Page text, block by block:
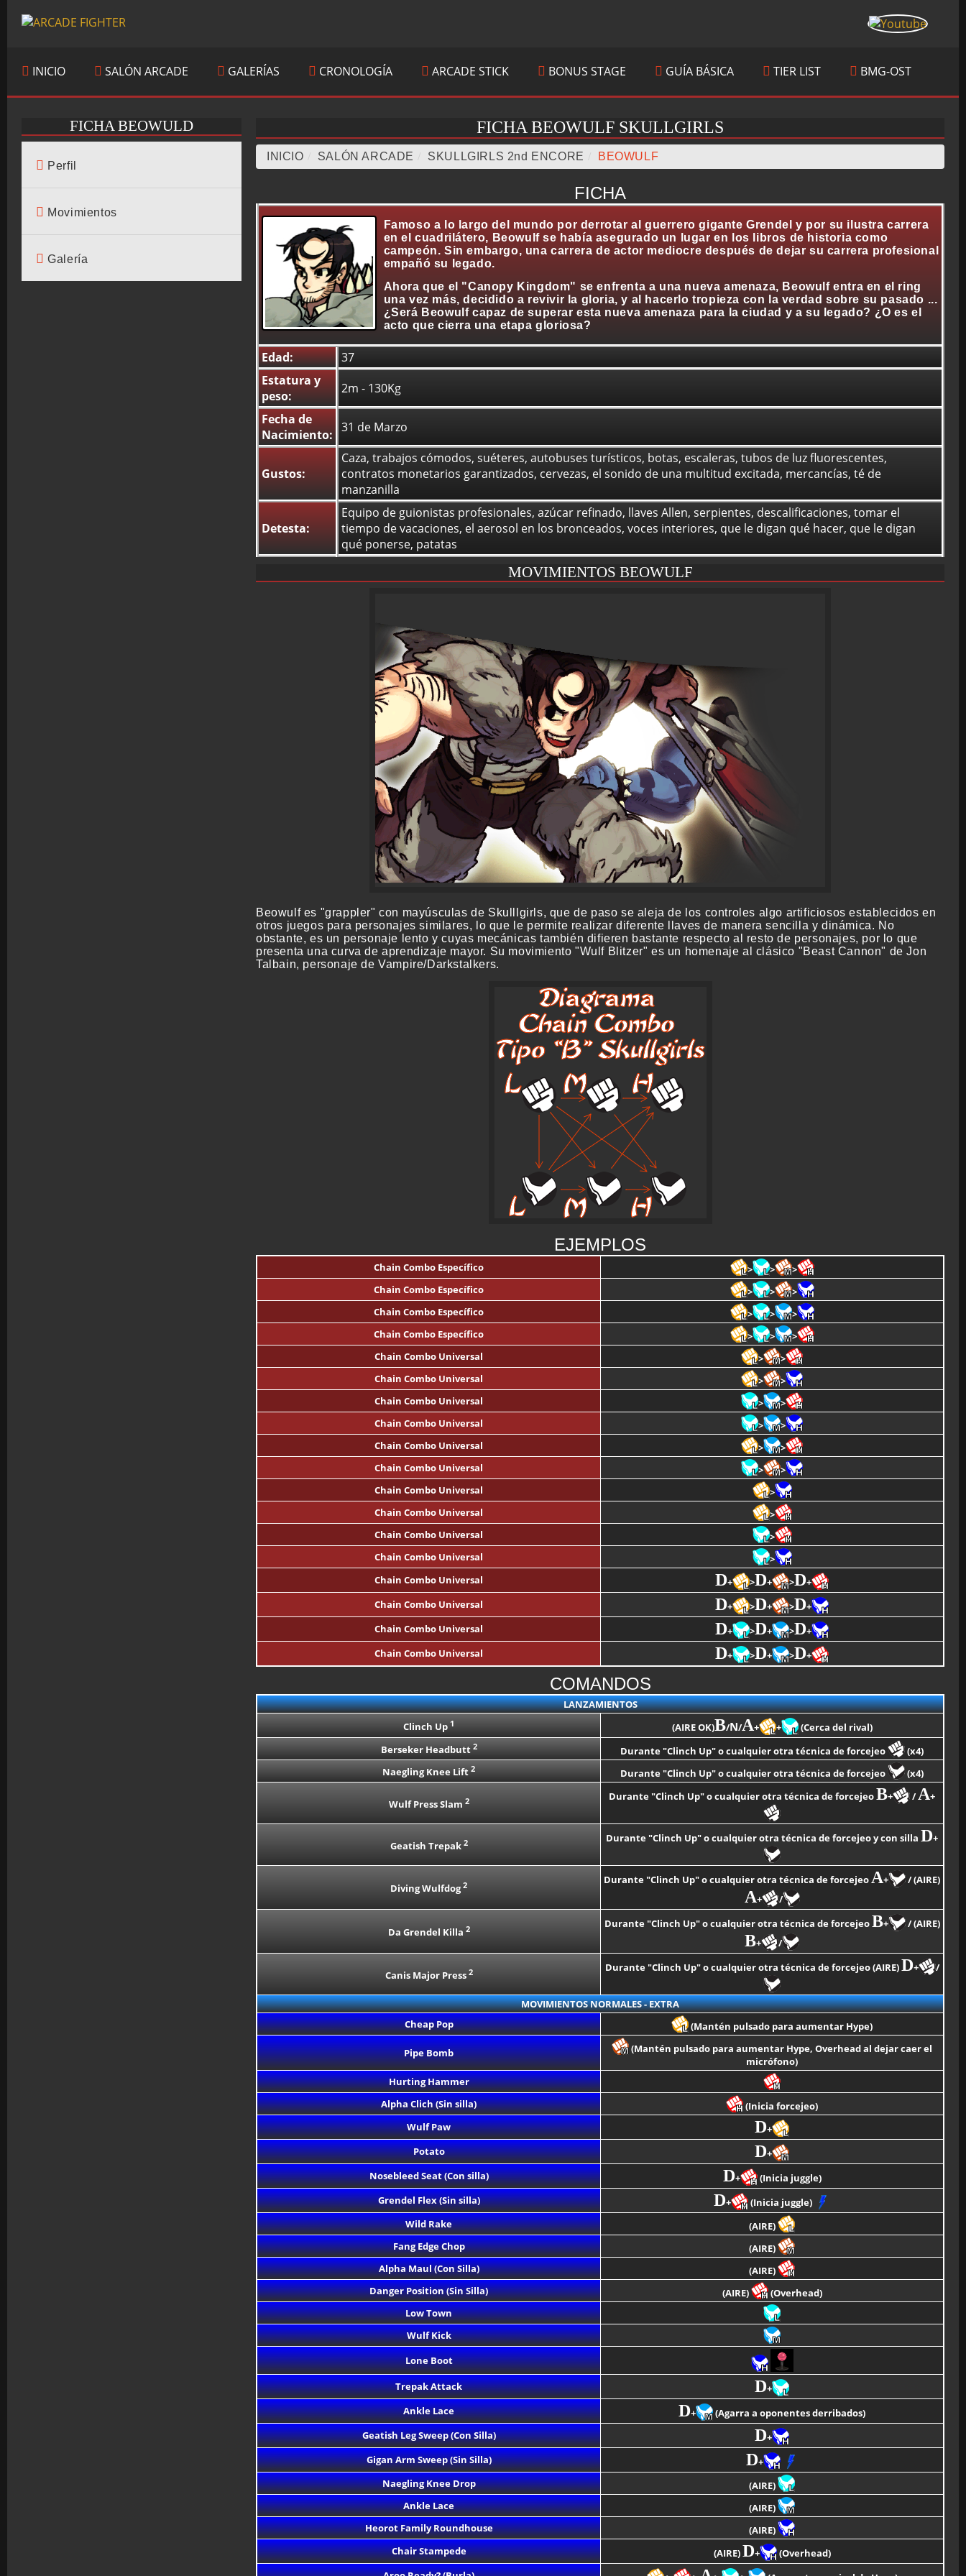
INICIO SALÓN ARCADE GALERÍAS CRONOLOGÍA ARCADE STICK BONUS STAGE GUÍA BÁSICA TIER LIST BMG-OST
FICHA BEOWULD
Perfil
Movimientos
Galería
FICHA BEOWULF SKULLGIRLS
INICIO SALÓN ARCADE SKULLGIRLS 2nd ENCORE BEOWULF
FICHA
Famoso a lo largo del mundo por derrotar al guerrero gigante Grendel y por su ilustra carrera
en el cuadrilátero, Beowulf se había asegurado un lugar en los libros de historia como
campeón. Sin embargo, una carrera de actor mediocre después de dejar su carrera profesional
empañó su legado.
Ahora que el "Canopy Kingdom" se enfrenta a una nueva amenaza, Beowulf entra en el ring
una vez más, decidido a revivir la gloria, y al hacerlo tropieza con la verdad sobre su pasado ...
¿Será Beowulf capaz de superar esta nueva amenaza para la ciudad y a su legado? ¿O es el
acto que cierra una etapa gloriosa?
Edad:
37
Estatura y
peso:
2m - 130Kg
Fecha de
Nacimiento: 31 de Marzo
Gustos:
Caza, trabajos cómodos, suéteres, autobuses turísticos, botas, escaleras, tubos de luz fluorescentes,
contratos monetarios garantizados, cervezas, el sonido de una multitud excitada, mercancías, té de
manzanilla
Detesta:
Equipo de guionistas profesionales, azúcar refinado, llaves Allen, serpientes, descalificaciones, tomar el
tiempo de vacaciones, el aerosol en los bronceados, voces interiores, que le digan qué hacer, que le digan
qué ponerse, patatas
MOVIMIENTOS BEOWULF
Beowulf es "grappler" con mayúsculas de Skulllgirls, que de paso se aleja de los controles algo artificiosos establecidos en
otros juegos para personajes similares, lo que le permite realizar diferente llaves de manera sencilla y dinámica. No
obstante, es un personaje lento y cuyas mecánicas también difieren bastante respecto al resto de personajes, por lo que
presenta una curva de aprendizaje mayor. Su movimiento "Wulf Blitzer" es un homenaje al clásico "Beast Cannon" de Jon
Talbain, personaje de Vampire/Darkstalkers.
EJEMPLOS
Chain Combo Específico > >
>
Chain Combo Específico
> >
>
Chain Combo Específico
> >
>
Chain Combo Específico
> >
>
Chain Combo Universal
>
>
Chain Combo Universal
>
>
Chain Combo Universal
>
>
Chain Combo Universal
>
>
Chain Combo Universal
>
>
Chain Combo Universal
>
>
Chain Combo Universal
>
Chain Combo Universal
>
Chain Combo Universal
>
Chain Combo Universal
>
Chain Combo Universal
D+ >D+ >D+
Chain Combo Universal
D+ >D+ >D+
Chain Combo Universal
D+ >D+ >D+
Chain Combo Universal
D+ >D+ >D+
COMANDOS
LANZAMIENTOS
Clinch Up 1 (AIRE OK)B/N/A+ +
(Cerca del rival)
Berseker Headbutt 2 Durante "Clinch Up" o cualquier otra técnica de forcejeo
(x4)
Naegling Knee Lift 2 Durante "Clinch Up" o cualquier otra técnica de forcejeo (x4)
Wulf Press Slam 2 Durante "Clinch Up" o cualquier otra técnica de forcejeoB+ /A+
Geatish Trepak 2 Durante "Clinch Up" o cualquier otra técnica de forcejeo y con silla D+
Diving Wulfdog2 Durante "Clinch Up" o cualquier otra técnica de forcejeo A+ / (AIRE)
A+ /
Da Grendel Killa 2 Durante "Clinch Up" o cualquier otra técnica de forcejeoB+ / (AIRE)
B+ /
Canis Major Press 2 Durante "Clinch Up" o cualquier otra técnica de forcejeo (AIRE)D+ /
MOVIMIENTOS NORMALES - EXTRA
Cheap Pop
(Mantén pulsado para aumentar Hype)
Pipe Bomb
(Mantén pulsado para aumentar Hype, Overhead al dejar caer el
micrófono)
Hurting Hammer
Alpha Clich (Sin silla)
(Inicia forcejeo)
Wulf Paw
D+
Potato
D+
Nosebleed Seat (Con silla)
D+
(Inicia juggle)
Grendel Flex (Sin silla)
D+
(Inicia juggle)
Wild Rake
(AIRE)
Fang Edge Chop
(AIRE)
Alpha Maul (Con Silla)
(AIRE)
Danger Position (Sin Silla)
(AIRE)
(Overhead)
Low Town
Wulf Kick
Lone Boot
Trepak Attack
D+
Ankle Lace
D+
(Agarra a oponentes derribados)
Geatish Leg Sweep (Con Silla)
D+
Gigan Arm Sweep (Sin Silla)
D+
Naegling Knee Drop
(AIRE)
Ankle Lace
(AIRE)
Heorot Family Roundhouse
(AIRE)
Chair Stampede
(AIRE)D+
(Overhead)